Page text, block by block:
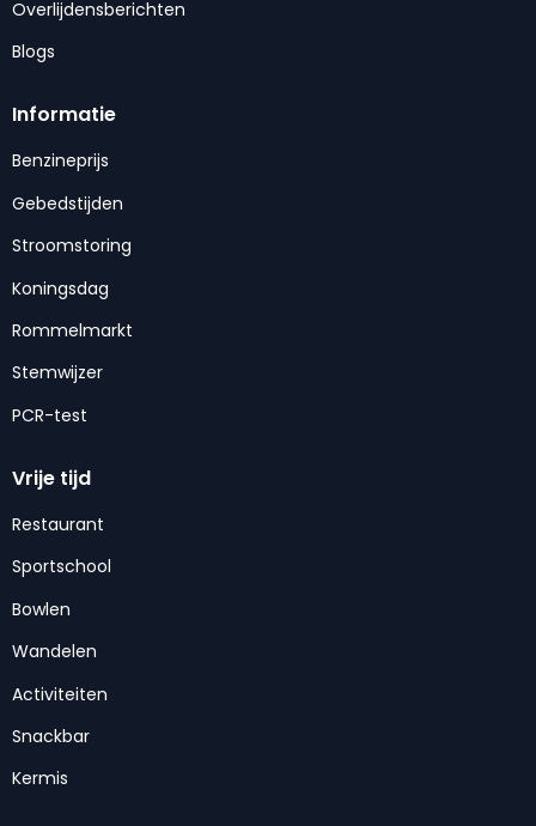
Overlijdensberichten
Blogs
Informatie
Benzineprijs
Gebedstijden
Stroomstoring
Koningsdag
Rommelmarkt
Stemwijzer
PCR-test
Vrije tijd
Restaurant
Sportschool
Bowlen
Wandelen
Activiteiten
Snackbar
Kermis